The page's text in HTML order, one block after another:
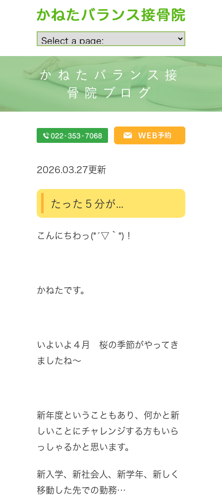
かねたバランス接
骨院ブログ
2026.03.27更新
たった５分が...
こんにちわっ(*´▽｀*)！
かねたです。
いよいよ４月 桜の季節がやってき
ましたね～
新年度ということもあり、何かと新
しいことにチャレンジする方もいら
っしゃるかと思います。
新入学、新社会人、新学年、新しく
移動した先での勤務…